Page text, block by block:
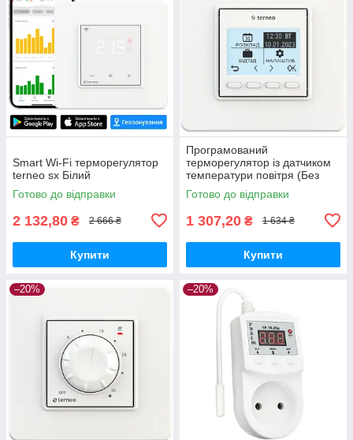
Smart Wi-Fi терморегулятор
terneo sx Білий
Готово до відправки
2 132,80 ₴ 2 666 ₴
Купити
Програмований
терморегулятор із датчиком
температури повітря (Без
датчика температури
підлоги) - Terneo pro*
Готово до відправки
1 307,20 ₴ 1 634 ₴
Купити
–20% –20%